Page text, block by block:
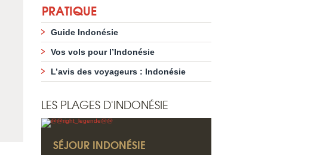
PRATIQUE
Guide Indonésie
Vos vols pour l’Indonésie
L’avis des voyageurs : Indonésie
LES PLAGES D'INDONÉSIE
SÉJOUR INDONÉSIE